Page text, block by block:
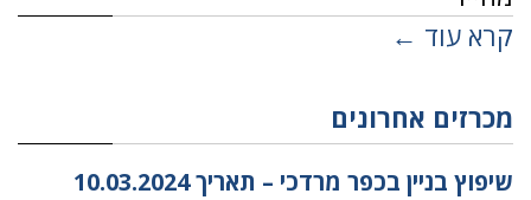
קרא עוד ←
מכרזים אחרונים
שיפוץ בניין בכפר מרדכי – תאריך 10.03.2024